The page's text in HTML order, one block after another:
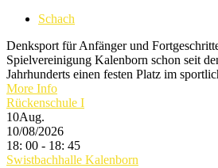
Schach
Denksport für Anfänger und
Spielvereinigung Kalenborn schon seit
Jahrhunderts einen festen Platz im
More Info
Rückenschule I
10Aug.
10/08/2026
18: 00 - 18: 45
Swistbachhalle Kalenborn